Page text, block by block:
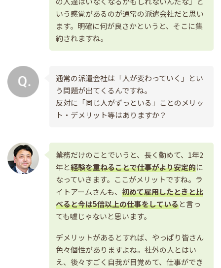
いう感覚があるのが通常の派遣会社だと思い
ます。明確に何が良さかというと、そこに集
約されますね。
通常の派遣会社は「人が変わっていく」とい
う問題が出てくるんですね。
反対に「同じ人がずっといる」ことのメリッ
ト・デメリット等はありますか？
業務だけのことでいうと、長く勤めて、1年2
年と経験を重ねることで仕事がより安定的に
なっていきます。ここがメリットですね。ラ
イトアームさんも、 初めて雇用したときと比
べると今は5倍以上の仕事をしていると言っ
ても嘘じゃないと思います。
デメリットがあるとすれば、やっぱり皆さん
色々個性がありますよね。社外の人とはい
え、後々すごく自我が目覚めて、仕事ができ